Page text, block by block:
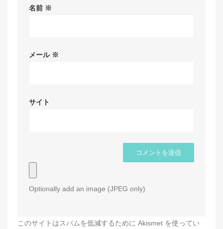
名前 ※
メール ※
サイト
Optionally add an image (JPEG only)
このサイトはスパムを低減するために Akismet を使ってい